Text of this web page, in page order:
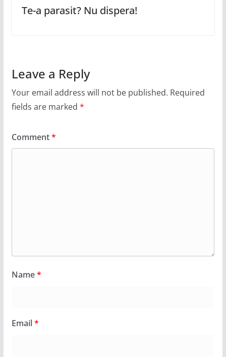
Te-a parasit? Nu dispera!
Leave a Reply
Your email address will not be published. Required
fields are marked *
Comment*
Name*
Email*